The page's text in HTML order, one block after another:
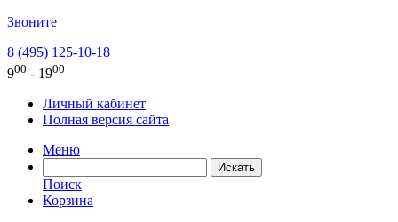
Звоните
8 (495) 125-10-18
900 - 1900
Личный кабинет
Полная версия сайта
Меню
Поиск
Корзина